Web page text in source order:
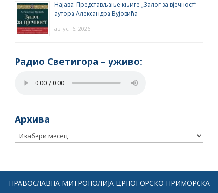
Најава: Представљање књиге „Залог за вјечност“
аутора Александра Вујовића
август 6, 2026
Радио Светигора – yживо:
Архива
Архива
ПРАВОСЛАВНА МИТРОПОЛИЈА ЦРНОГОРСКО-ПРИМОРСКА